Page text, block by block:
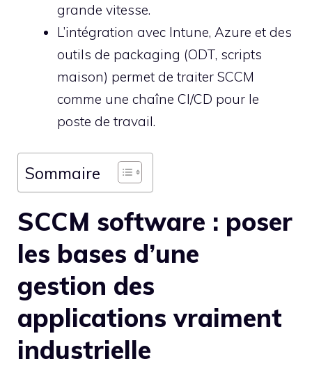
grande vitesse.
L’intégration avec Intune, Azure et des
outils de packaging (ODT, scripts
maison) permet de traiter SCCM
comme une chaîne CI/CD pour le
poste de travail.
Sommaire
SCCM software : poser
les bases d’une
gestion des
applications vraiment
industrielle